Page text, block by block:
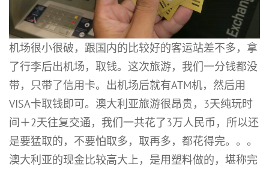
机场很小很破，跟国内的比较好的客运站差不多，拿
了行李后出机场，取钱。这次旅游，我们一分钱都没
带，只带了信用卡。出机场后就有ATM机，然后用
VISA卡取钱即可。澳大利亚旅游很昂贵，3天纯玩时
间＋2天往复交通，我们一共花了3万人民币，所以还
是要猛取的，不要怕取多，取再多，都花得完。。。
澳大利亚的现金比较高大上，是用塑料做的，堪称完